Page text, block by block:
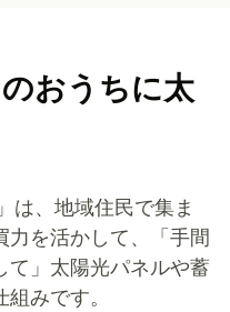
おうちに太
は、地域住民で集ま
力を活かして、「手間
て」太陽光パネルや蓄
みです。